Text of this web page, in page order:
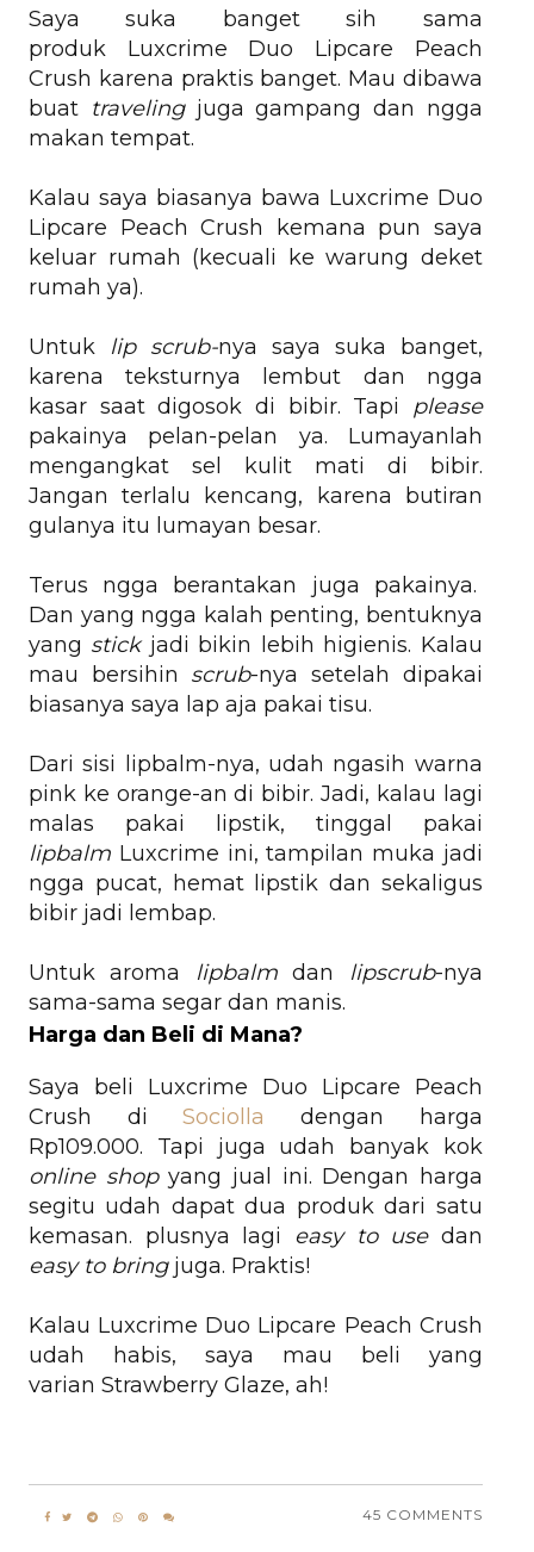
Saya suka banget sih sama
produk Luxcrime Duo Lipcare Peach
Crush karena praktis banget. Mau dibawa
buat travelingjuga gampang dan ngga
makan tempat.
Kalau saya biasanya bawa Luxcrime Duo
Lipcare Peach Crush kemana pun saya
keluar rumah (kecuali ke warung deket
rumah ya).
Untuk lip scrub-nya saya suka banget,
karena teksturnya lembut dan ngga
kasar saat digosok di bibir. Tapi
please
pakainya pelan-pelan ya. Lumayanlah
mengangkat sel kulit mati di bibir.
Jangan terlalu kencang, karena butiran
gulanya itu lumayan besar.
Terus ngga berantakan juga pakainya.
Dan yang ngga kalah penting, bentuknya
yang stick jadi bikin lebih higienis. Kalau
mau bersihin scrub-nya setelah dipakai
biasanya saya lap aja pakai tisu.
Dari sisi lipbalm-nya, udah ngasih warna
pink ke orange-an di bibir. Jadi, kalau lagi
malas pakai lipstik, tinggal pakai
lipbalm Luxcrime ini, tampilan muka jadi
ngga pucat, hemat lipstik dan sekaligus
bibir jadi lembap.
Untuk aroma lipbalmdan lipscrub-nya
sama-sama segar dan manis.
Harga dan Beli di Mana?
Saya beli Luxcrime Duo Lipcare Peach
Crush diSociolla
dengan harga
Rp109.000. Tapi juga udah banyak kok
online shopyang jual ini. Dengan harga
segitu udah dapat dua produk dari satu
kemasan. plusnya lagi easy tousedan
easy to bring juga. Praktis!
Kalau Luxcrime Duo Lipcare Peach Crush
udah habis, saya mau beli yang
varian Strawberry Glaze, ah!
45 COMMENTS